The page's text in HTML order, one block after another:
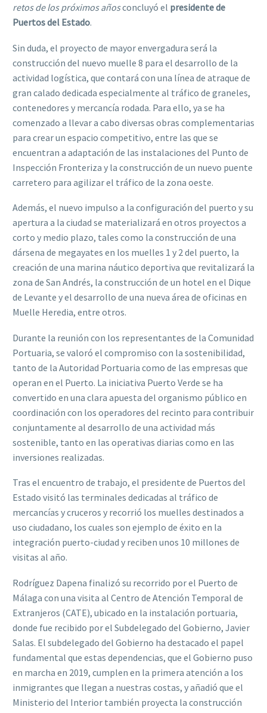
retos de los próximos años concluyó el presidente de
Puertos del Estado.
Sin duda, el proyecto de mayor envergadura será la
construcción del nuevo muelle 8 para el desarrollo de la
actividad logística, que contará con una línea de atraque de
gran calado dedicada especialmente al tráfico de graneles,
contenedores y mercancía rodada. Para ello, ya se ha
comenzado a llevar a cabo diversas obras complementarias
para crear un espacio competitivo, entre las que se
encuentran a adaptación de las instalaciones del Punto de
Inspección Fronteriza y la construcción de un nuevo puente
carretero para agilizar el tráfico de la zona oeste.
Además, el nuevo impulso a la configuración del puerto y su
apertura a la ciudad se materializará en otros proyectos a
corto y medio plazo, tales como la construcción de una
dársena de megayates en los muelles 1 y 2 del puerto, la
creación de una marina náutico deportiva que revitalizará la
zona de San Andrés, la construcción de un hotel en el Dique
de Levante y el desarrollo de una nueva área de oficinas en
Muelle Heredia, entre otros.
Durante la reunión con los representantes de la Comunidad
Portuaria, se valoró el compromiso con la sostenibilidad,
tanto de la Autoridad Portuaria como de las empresas que
operan en el Puerto. La iniciativa Puerto Verde se ha
convertido en una clara apuesta del organismo público en
coordinación con los operadores del recinto para contribuir
conjuntamente al desarrollo de una actividad más
sostenible, tanto en las operativas diarias como en las
inversiones realizadas.
Tras el encuentro de trabajo, el presidente de Puertos del
Estado visitó las terminales dedicadas al tráfico de
mercancías y cruceros y recorrió los muelles destinados a
uso ciudadano, los cuales son ejemplo de éxito en la
integración puerto-ciudad y reciben unos 10 millones de
visitas al año.
Rodríguez Dapena finalizó su recorrido por el Puerto de
Málaga con una visita al Centro de Atención Temporal de
Extranjeros (CATE), ubicado en la instalación portuaria,
donde fue recibido por el Subdelegado del Gobierno, Javier
Salas. El subdelegado del Gobierno ha destacado el papel
fundamental que estas dependencias, que el Gobierno puso
en marcha en 2019, cumplen en la primera atención a los
inmigrantes que llegan a nuestras costas, y añadió que el
Ministerio del Interior también proyecta la construcción